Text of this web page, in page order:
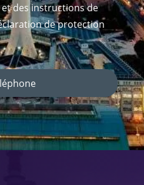
des instructions de
de protection